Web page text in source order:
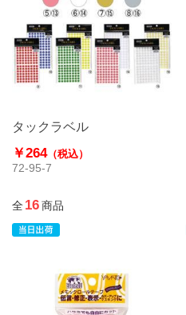
タックラベル
￥264（税込）
72-95-7
全16商品